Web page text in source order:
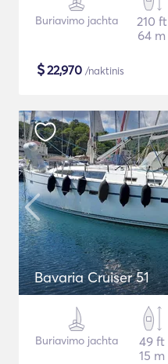
Buriavimo jachta
210 ft
64 m
$22,970 /naktinis
Bavaria Cruiser 51
Buriavimo jachta
49 ft
15 m